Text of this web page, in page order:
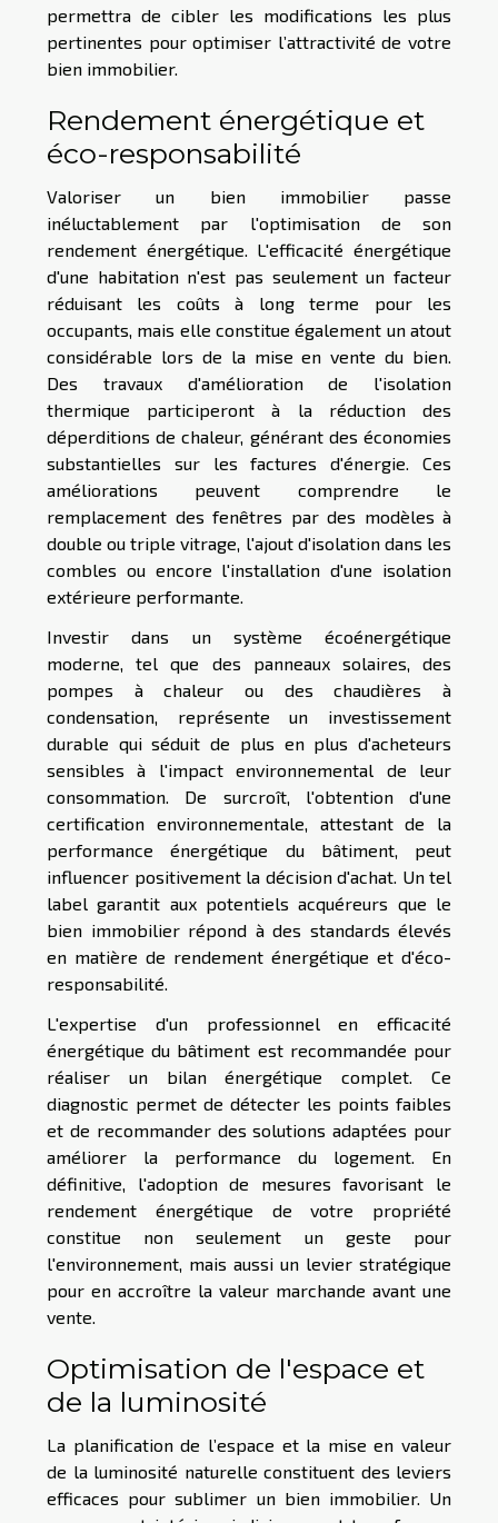
permettra de cibler les modifications les plus
pertinentes pour optimiser l’attractivité de votre
bien immobilier.
Rendement énergétique et
éco-responsabilité
Valoriser un bien immobilier passe
inéluctablement par l'optimisation de son
rendement énergétique. L'efficacité énergétique
d'une habitation n'est pas seulement un facteur
réduisant les coûts à long terme pour les
occupants, mais elle constitue également un atout
considérable lors de la mise en vente du bien.
Des travaux d'amélioration de l'isolation
thermique participeront à la réduction des
déperditions de chaleur, générant des économies
substantielles sur les factures d'énergie. Ces
améliorations peuvent comprendre le
remplacement des fenêtres par des modèles à
double ou triple vitrage, l'ajout d'isolation dans les
combles ou encore l'installation d'une isolation
extérieure performante.
Investir dans un système écoénergétique
moderne, tel que des panneaux solaires, des
pompes à chaleur ou des chaudières à
condensation, représente un investissement
durable qui séduit de plus en plus d'acheteurs
sensibles à l'impact environnemental de leur
consommation. De surcroît, l'obtention d'une
certification environnementale, attestant de la
performance énergétique du bâtiment, peut
influencer positivement la décision d'achat. Un tel
label garantit aux potentiels acquéreurs que le
bien immobilier répond à des standards élevés
en matière de rendement énergétique et d'éco-
responsabilité.
L'expertise d'un professionnel en efficacité
énergétique du bâtiment est recommandée pour
réaliser un bilan énergétique complet. Ce
diagnostic permet de détecter les points faibles
et de recommander des solutions adaptées pour
améliorer la performance du logement. En
définitive, l'adoption de mesures favorisant le
rendement énergétique de votre propriété
constitue non seulement un geste pour
l'environnement, mais aussi un levier stratégique
pour en accroître la valeur marchande avant une
vente.
Optimisation de l'espace et
de la luminosité
La planification de l’espace et la mise en valeur
de la luminosité naturelle constituent des leviers
efficaces pour sublimer un bien immobilier. Un